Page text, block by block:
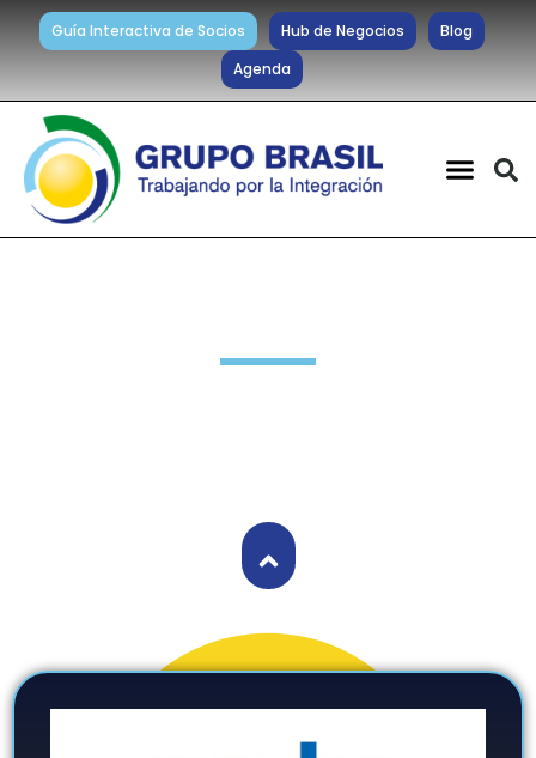
Guía Interactiva de Socios Hub de Negocios
Blog
Agenda